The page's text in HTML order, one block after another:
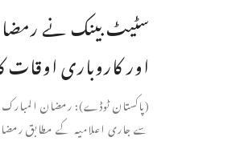
سٹیٹ بینک نے
اور کاروباری اوقات
(پاکستان ٹوڈے): رمضان
سے جاری اعلامیہ کے مطابق